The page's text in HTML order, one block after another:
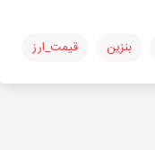
بنزین قیمت_ارز